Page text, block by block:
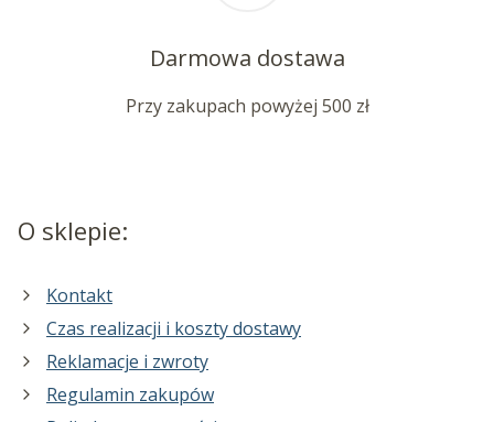
Darmowa dostawa
Przy zakupach powyżej 500 zł
O sklepie:
Kontakt
Czas realizacji i koszty dostawy
Reklamacje i zwroty
Regulamin zakupów